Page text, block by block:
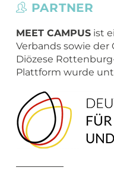
PARTNER
MEET CAMPUSist
Verbands sowie der
Diözese
Plattform wurde